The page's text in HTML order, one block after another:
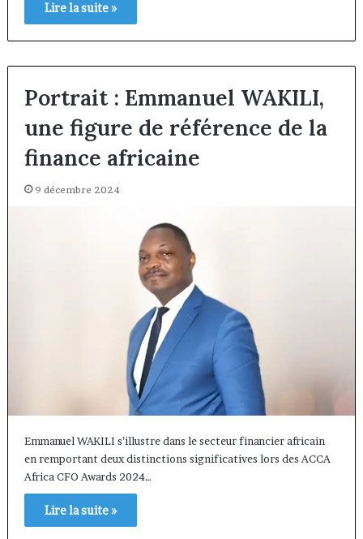
Lire la suite »
Portrait : Emmanuel WAKILI,
une figure de référence de la
finance africaine
9 décembre 2024
Emmanuel WAKILI s’illustre dans le secteur financier africain
en remportant deux distinctions significatives lors des ACCA
Africa CFO Awards 2024…
Lire la suite »